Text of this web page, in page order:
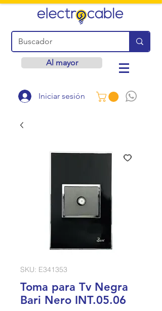
Al mayor
Iniciar sesión
SKU: E341353
Toma para Tv Negra
Bari Nero INT.05.06